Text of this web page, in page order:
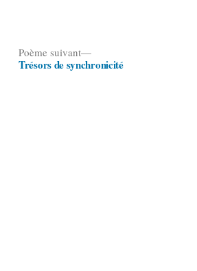
Poème suivant
Poème
suivant :
Trésors de synchronicité